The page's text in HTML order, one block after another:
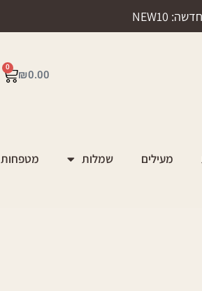
₪0.00
0
מעילים שמלות מטפחות